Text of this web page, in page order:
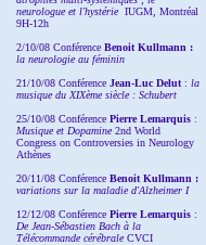
neurologue et l'hystérie IUGM, Montréal
9H-12h
2/10/08 Conférence Benoit Kullmann :
la neurologie au féminin
21/10/08 Conférence Jean-Luc Delut : la
musique du XIXème siècle : Schubert
25/10/08 Conférence Pierre Lemarquis :
Musique et Dopamine2nd World
Congress on Controversies in Neurology
Athènes
20/11/08 Conférence Benoit Kullmann :
variations sur la maladie d'Alzheimer I
12/12/08 Conférence Pierre Lemarquis :
De Jean-Sébastien Bach à la
Télécommande cérébraleCVCI